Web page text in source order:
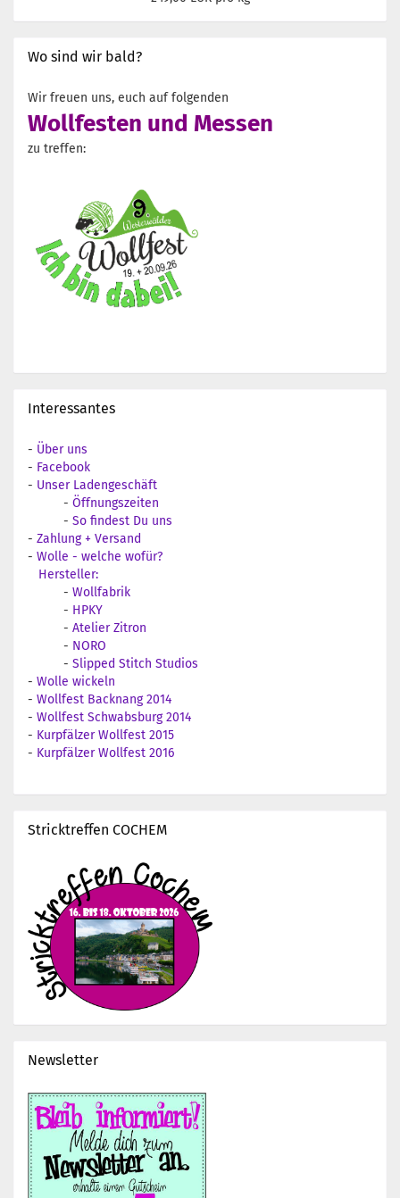
Wo sind wir bald?
Wir freuen uns, euch auf folgenden
Wollfesten und Messen
zu treffen:
Interessantes
- Über uns
- Facebook
- Unser Ladengeschäft
- Öffnungszeiten
- So findest Du uns
- Zahlung + Versand
- Wolle - welche wofür?
Hersteller:
- Wollfabrik
- HPKY
- Atelier Zitron
- NORO
- Slipped Stitch Studios
- Wolle wickeln
- Wollfest Backnang 2014
- Wollfest Schwabsburg 2014
- Kurpfälzer Wollfest 2015
- Kurpfälzer Wollfest 2016
Stricktreffen COCHEM
Newsletter